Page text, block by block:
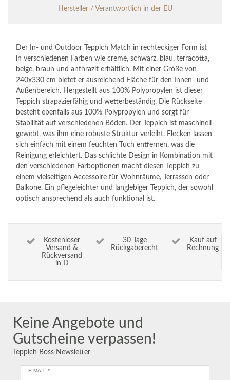
Hersteller / Verantwortlich in der EU
Der In- und Outdoor Teppich Match in rechteckiger Form ist
in verschiedenen Farben wie creme, schwarz, blau, terracotta,
beige, braun und anthrazit erhältlich. Mit einer Größe von
240x330 cm bietet er ausreichend Fläche für den Innen- und
Außenbereich. Hergestellt aus 100% Polypropylen ist dieser
Teppich strapazierfähig und wetterbeständig. Die Rückseite
besteht ebenfalls aus 100% Polypropylen und sorgt für
Stabilität auf verschiedenen Böden. Der Teppich ist maschinell
gewebt, was ihm eine robuste Struktur verleiht. Flecken lassen
sich einfach mit einem feuchten Tuch entfernen, was die
Reinigung erleichtert. Das schlichte Design in Kombination mit
den verschiedenen Farboptionen macht diesen Teppich zu
einem vielseitigen Accessoire für Wohnräume, Terrassen oder
Balkone. Ein pflegeleichter und langlebiger Teppich, der sowohl
optisch ansprechend als auch funktional ist.
Kostenloser
Versand &
Rückversand
in D
30 Tage
Rückgaberecht
Kauf auf
Rechnung
Keine Angebote und
Gutscheine verpassen!
Teppich Boss Newsletter
E-MAIL *